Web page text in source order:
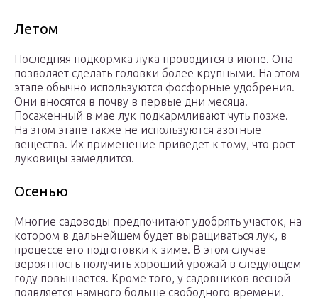
Летом
Последняя подкормка лука проводится в июне. Она
позволяет сделать головки более крупными. На этом
этапе обычно используются фосфорные удобрения.
Они вносятся в почву в первые дни месяца.
Посаженный в мае лук подкармливают чуть позже.
На этом этапе также не используются азотные
вещества. Их применение приведет к тому, что рост
луковицы замедлится.
Осенью
Многие садоводы предпочитают удобрять участок, на
котором в дальнейшем будет выращиваться лук, в
процессе его подготовки к зиме. В этом случае
вероятность получить хороший урожай в следующем
году повышается. Кроме того, у садовников весной
появляется намного больше свободного времени.